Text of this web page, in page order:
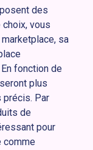
des
vous
sa
fonction de
plus
précis. Par
de
pour
comme